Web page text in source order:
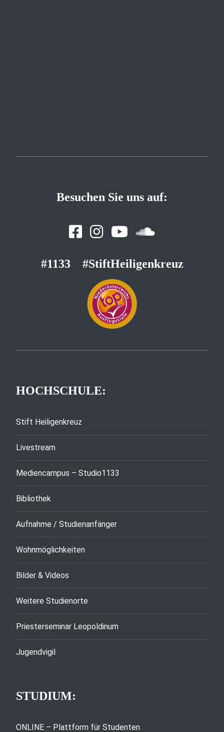
Besuchen Sie uns auf:
#1133 #StiftHeiligenkreuz
HOCHSCHULE:
Stift Heiligenkreuz
Livestream
Mediencampus – Studio1133
Bibliothek
Aufnahme / Studienanfänger
Wohnmöglichkeiten
Bilder & Videos
Weitere Studienorte
Priesterseminar Leopoldinum
Jugendvigil
STUDIUM:
ONLINE – Plattform für Studenten